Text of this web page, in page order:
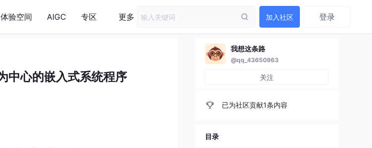
体验空间 AIGC 专区 更多 加入社区 登录
中心的嵌入式系统程序
我想这条路
@qq_43650963
关注
已为社区贡献1条内容
目录